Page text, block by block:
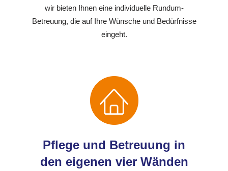
wir bieten Ihnen eine individuelle Rundum-
Betreuung, die auf Ihre Wünsche und Bedürfnisse
eingeht.
Pflege und Betreuung in
den eigenen vier Wänden